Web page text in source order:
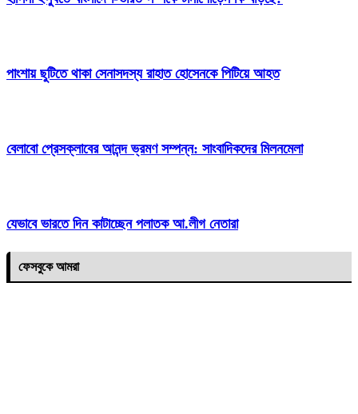
পাংশায় ছুটিতে থাকা সেনাসদস্য রাহাত হোসেনকে পিটিয়ে আহত
বেলাবো প্রেসক্লাবের আনন্দ ভ্রমণ সম্পন্ন: সাংবাদিকদের মিলনমেলা
যেভাবে ভারতে দিন কাটাচ্ছেন পলাতক আ.লীগ নেতারা
ফেসবুকে আমরা